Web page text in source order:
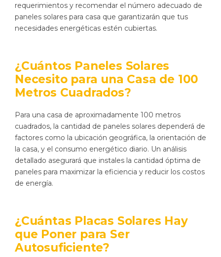
requerimientos y recomendar el número adecuado de
paneles solares para casa que garantizarán que tus
necesidades energéticas estén cubiertas.
¿Cuántos Paneles Solares
Necesito para una Casa de 100
Metros Cuadrados?
Para una casa de aproximadamente 100 metros
cuadrados, la cantidad de paneles solares dependerá de
factores como la ubicación geográfica, la orientación de
la casa, y el consumo energético diario. Un análisis
detallado asegurará que instales la cantidad óptima de
paneles para maximizar la eficiencia y reducir los costos
de energía.
¿Cuántas Placas Solares Hay
que Poner para Ser
Autosuficiente?